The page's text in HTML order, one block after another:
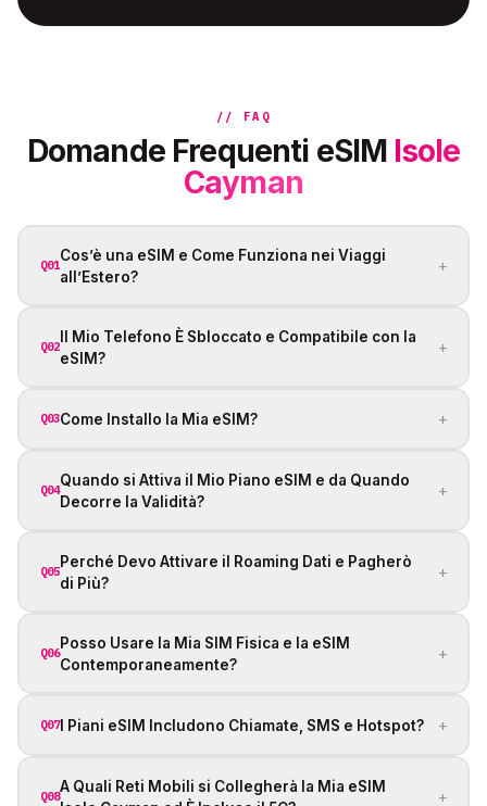
// FAQ
Domande Frequenti eSIM Isole
Cayman
Q01
Cos’è una eSIM e Come Funziona nei Viaggi
all’Estero?
+
Q02
Il Mio Telefono È Sbloccato e Compatibile con la
eSIM?
+
Q03Come Installo la Mia eSIM? +
Q04
Quando si Attiva il Mio Piano eSIM e da Quando
Decorre la Validità?
+
Q05
Perché Devo Attivare il Roaming Dati e Pagherò
di Più?
+
Q06
Posso Usare la Mia SIM Fisica e la eSIM
Contemporaneamente?
+
Q07I Piani eSIM Includono Chiamate, SMS e Hotspot? +
Q08
A Quali Reti Mobili si Collegherà la Mia eSIM
+